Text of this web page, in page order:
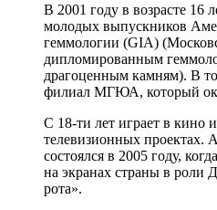
В 2001 году в возрасте 16
молодых выпускников
геммологии (GIA)
дипломированным
драгоценным камням). В
филиал МГЮА, который
С 18-ти лет играет в кино
телевизионных проектах.
состоялся в 2005 году,
на экранах страны в роли
рота».